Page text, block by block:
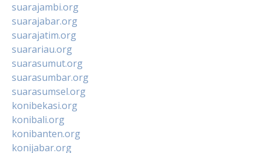
suarajambi.org
suarajabar.org
suarajatim.org
suarariau.org
suarasumut.org
suarasumbar.org
suarasumsel.org
konibekasi.org
konibali.org
konibanten.org
konijabar.org